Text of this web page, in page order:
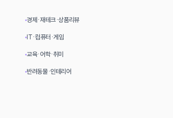
•경제·재테크·상품리뷰
•IT·컴퓨터·게임
•교육·어학·취미
•반려동물·인테리어